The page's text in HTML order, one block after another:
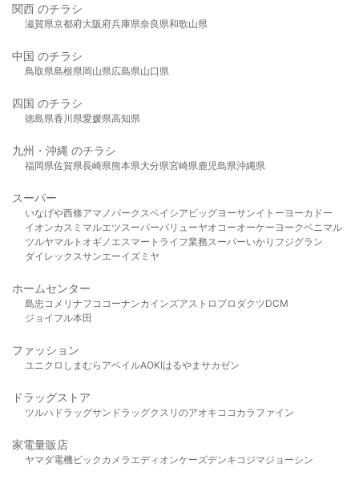
関西 のチラシ
滋賀県京都府大阪府兵庫県奈良県和歌山県
中国 のチラシ
鳥取県島根県岡山県広島県山口県
四国 のチラシ
徳島県香川県愛媛県高知県
九州・沖縄 のチラシ
福岡県佐賀県長崎県熊本県大分県宮崎県鹿児島県沖縄県
スーパー
いなげや西條アマノパークスベイシア ビッグヨーサンイトーヨーカドー
イオンカスミ マルエツスーパーバリューヤオコーオーケー ヨークベニマル
ツルヤマルト オギノ エスマート ライフ業務スーパーいかり フジグラン
ダイレックスサンエーイズミヤ
ホームセンター
島忠 コメリ ナフコ コーナンカインズアストロプロダクツDCM
ジョイフル本田
ファッション
ユニクロ しまむら アベイルAOKIはるやま サカゼン
ドラッグストア
ツルハドラッグサンドラッグクスリのアオキ ココカラファイン
家電量販店
ヤマダ電機ビックカメラ エディオンケーズデンキ コジマジョーシン